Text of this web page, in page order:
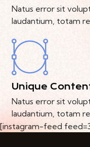
Natus error sit
laudantium, totam
Unique
Natus error sit
laudantium, totam
[instagram-feed